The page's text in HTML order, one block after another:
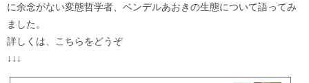
に余念がない変態哲学者、ベンデルあおきの生態について語ってみ
ました。
詳しくは、こちらをどうぞ
↓↓↓